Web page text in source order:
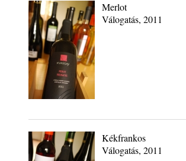
Merlot
Válogatás, 2011
Kékfrankos
Válogatás, 2011